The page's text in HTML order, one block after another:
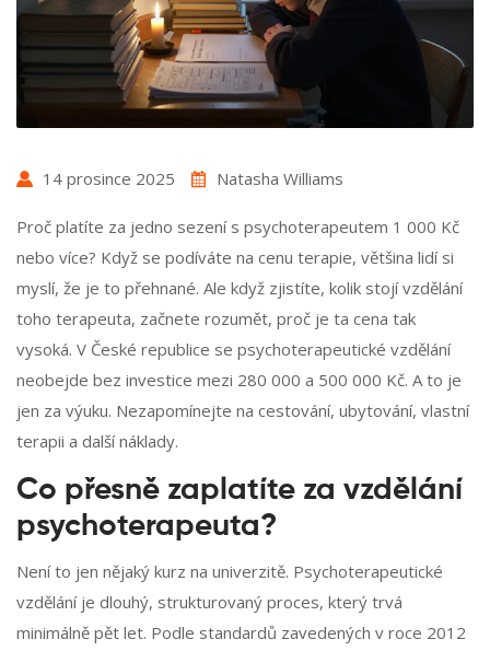
14 prosince 2025 Natasha Williams
Proč platíte za jedno sezení s psychoterapeutem 1 000 Kč
nebo více? Když se podíváte na cenu terapie, většina lidí si
myslí, že je to přehnané. Ale když zjistíte, kolik stojí vzdělání
toho terapeuta, začnete rozumět, proč je ta cena tak
vysoká. V České republice se psychoterapeutické vzdělání
neobejde bez investice mezi 280 000 a 500 000 Kč. A to je
jen za výuku. Nezapomínejte na cestování, ubytování, vlastní
terapii a další náklady.
Co přesně zaplatíte za vzdělání
psychoterapeuta?
Není to jen nějaký kurz na univerzitě. Psychoterapeutické
vzdělání je dlouhý, strukturovaný proces, který trvá
minimálně pět let. Podle standardů zavedených v roce 2012